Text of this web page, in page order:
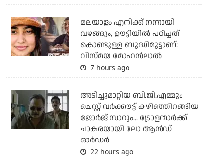
മലയാളം എനിക്ക് നന്നായി
വഴങ്ങും, ഊട്ടിയില്‍ പഠിച്ചത്
കൊണ്ടുള്ള ബുദ്ധിമുട്ടാണ്:
വിസ്മയ മോഹന്‍ലാല്‍
7 hours ago
അടിച്ചുമാറ്റിയ ബി.ജി.എമ്മും
ചെസ്റ്റ് വര്‍ക്കൗട്ട് കഴിഞ്ഞിറങ്ങിയ
ജോര്‍ജ് സാറും... ട്രോളന്മാര്‍ക്ക്
ചാകരയായി ലോ ആന്‍ഡ്
ഓര്‍ഡര്‍
22 hours ago